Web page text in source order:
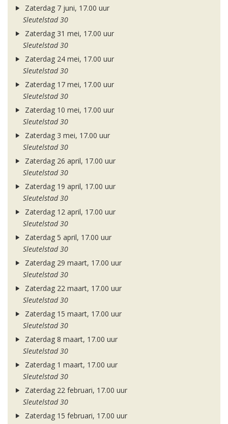
Zaterdag 7 juni, 17.00 uur
Sleutelstad 30
Zaterdag 31 mei, 17.00 uur
Sleutelstad 30
Zaterdag 24 mei, 17.00 uur
Sleutelstad 30
Zaterdag 17 mei, 17.00 uur
Sleutelstad 30
Zaterdag 10 mei, 17.00 uur
Sleutelstad 30
Zaterdag 3 mei, 17.00 uur
Sleutelstad 30
Zaterdag 26 april, 17.00 uur
Sleutelstad 30
Zaterdag 19 april, 17.00 uur
Sleutelstad 30
Zaterdag 12 april, 17.00 uur
Sleutelstad 30
Zaterdag 5 april, 17.00 uur
Sleutelstad 30
Zaterdag 29 maart, 17.00 uur
Sleutelstad 30
Zaterdag 22 maart, 17.00 uur
Sleutelstad 30
Zaterdag 15 maart, 17.00 uur
Sleutelstad 30
Zaterdag 8 maart, 17.00 uur
Sleutelstad 30
Zaterdag 1 maart, 17.00 uur
Sleutelstad 30
Zaterdag 22 februari, 17.00 uur
Sleutelstad 30
Zaterdag 15 februari, 17.00 uur